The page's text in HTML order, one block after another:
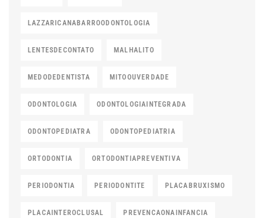
LAZZARICANABARROODONTOLOGIA
LENTESDECONTATO MALHALITO
MEDODEDENTISTA MITOOUVERDADE
ODONTOLOGIA ODONTOLOGIAINTEGRADA
ODONTOPEDIATRA ODONTOPEDIATRIA
ORTODONTIA ORTODONTIAPREVENTIVA
PERIODONTIA PERIODONTITE PLACABRUXISMO
PLACAINTEROCLUSAL PREVENCAONAINFANCIA